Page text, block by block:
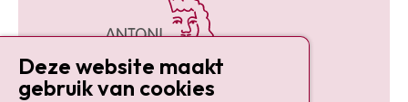
Deze website maakt
gebruik van cookies